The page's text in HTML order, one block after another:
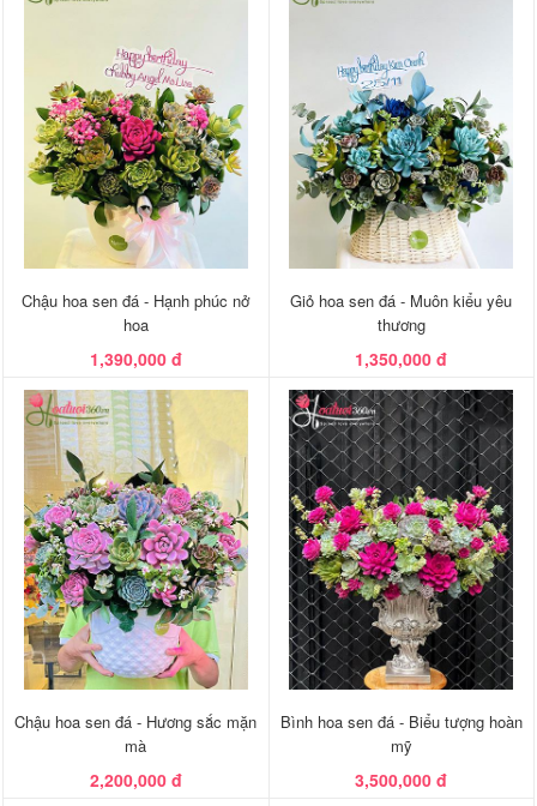
Chậu hoa sen đá - Hạnh phúc nở
hoa
1,390,000 đ
Giỏ hoa sen đá - Muôn kiểu yêu
thương
1,350,000 đ
Chậu hoa sen đá - Hương sắc mặn
mà
2,200,000 đ
Bình hoa sen đá - Biểu tượng hoàn
mỹ
3,500,000 đ